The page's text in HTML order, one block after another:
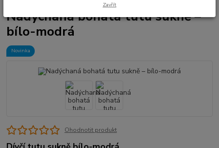
Nadýchaná bohatá tutu sukně –
bílo-modrá
Novinka
Ohodnotit produkt
Zavřít